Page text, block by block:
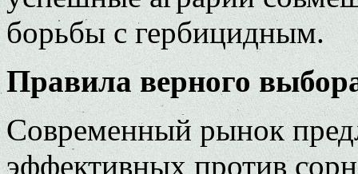
борьбы с гербицидным.
Правила верного
Современный рынок
эффективных против